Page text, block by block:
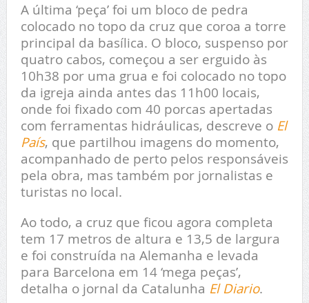
A última ‘peça’ foi um bloco de pedra
colocado no topo da cruz que coroa a torre
principal da basílica. O bloco, suspenso por
quatro cabos, começou a ser erguido às
10h38 por uma grua e foi colocado no topo
da igreja ainda antes das 11h00 locais,
onde foi fixado com 40 porcas apertadas
com ferramentas hidráulicas, descreve o El
País, que partilhou imagens do momento,
acompanhado de perto pelos responsáveis
pela obra, mas também por jornalistas e
turistas no local.
Ao todo, a cruz que ficou agora completa
tem 17 metros de altura e 13,5 de largura
e foi construída na Alemanha e levada
para Barcelona em 14 ‘mega peças’,
detalha o jornal da Catalunha El Diario.